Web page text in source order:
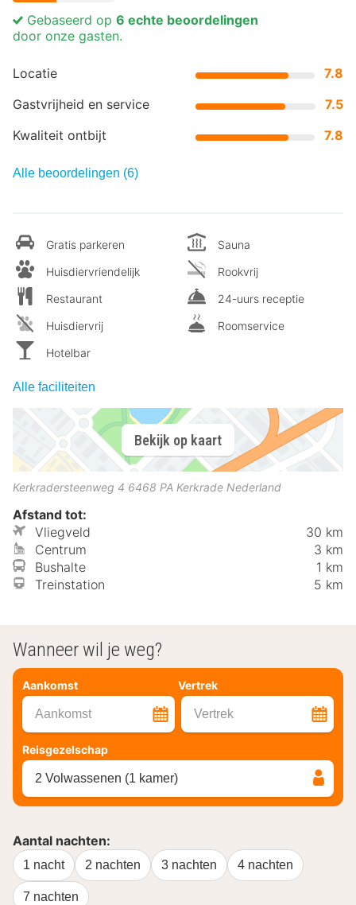
Locatie
7.8
Gastvrijheid en service
7.5
Kwaliteit ontbijt
7.8
Gebaseerd op 6 echte beoordelingen
door onze gasten.
Alle beoordelingen (6)
Gratis parkeren
Huisdiervriendelijk
Restaurant
Huisdiervrij
Hotelbar
Sauna
Rookvrij
24-uurs receptie
Roomservice
Alle faciliteiten
Bekijk op kaart
Kerkradersteenweg 4 6468 PA Kerkrade Nederland
Afstand tot:
Vliegveld
30 km
Centrum
3 km
Bushalte
1 km
Treinstation
5 km
Wanneer wil je weg?
Aankomst Vertrek
Aankomst Vertrek
Reisgezelschap
2 Volwassenen (1 kamer)
Aantal nachten:
1 nacht 2 nachten 3 nachten 4 nachten
7 nachten